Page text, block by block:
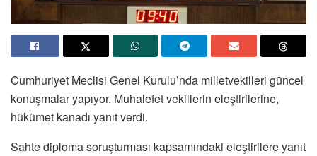
Cumhuriyet Meclisi Genel Kurulu’nda milletvekilleri güncel
konuşmalar yapıyor. Muhalefet vekillerin eleştirilerine,
hükümet kanadı yanıt verdi.
Sahte diploma soruşturması kapsamındaki eleştirilere yanıt